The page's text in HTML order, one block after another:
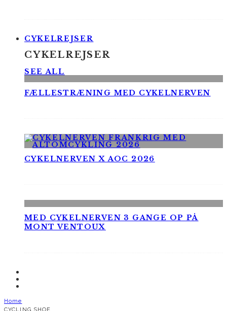
CYKELREJSER
CYKELREJSER
SEE ALL
FÆLLESTRÆNING MED CYKELNERVEN
CYKELNERVEN X AOC 2026
MED CYKELNERVEN 3 GANGE OP PÅ
MONT VENTOUX
Home
CYCLING SHOE